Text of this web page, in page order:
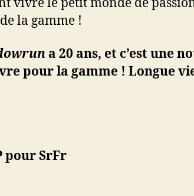
la gamme !
a 20 ans, et c’est une
pour la gamme ! Longue
pour SrFr